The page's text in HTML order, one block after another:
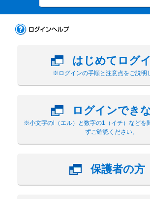
はじめてログ
※ログインの手順と注意点をご説明
ログインでき
※小文字のl（エル）と数字の1（イチ）などを
ずご確認ください。
保護者の方